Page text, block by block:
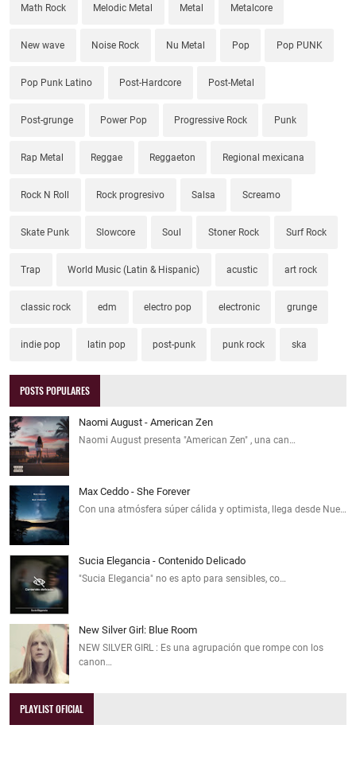
Math Rock Melodic Metal Metal Metalcore
New wave Noise Rock Nu Metal Pop Pop PUNK
Pop Punk Latino Post-Hardcore Post-Metal
Post-grunge Power Pop Progressive Rock Punk
Rap Metal Reggae Reggaeton Regional mexicana
Rock N Roll Rock progresivo Salsa Screamo
Skate Punk Slowcore Soul Stoner Rock Surf Rock
Trap World Music (Latin & Hispanic) acustic art rock
classic rock edm electro pop electronic grunge
indie pop latin pop post-punk punk rock ska
POSTS POPULARES
Naomi August - American Zen
Naomi August presenta "American Zen" , una can…
Max Ceddo - She Forever
Con una atmósfera súper cálida y optimista, llega desde Nue…
Sucia Elegancia - Contenido Delicado
"Sucia Elegancia" no es apto para sensibles, co…
New Silver Girl: Blue Room
NEW SILVER GIRL : Es una agrupación que rompe con los
canon…
PLAYLIST OFICIAL